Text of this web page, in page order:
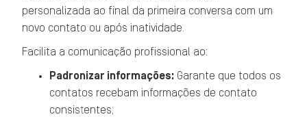
personalizada ao final da primeira conversa com um
novo contato ou após inatividade.
Facilita a comunicação profissional ao:
Padronizar informações: Garante que todos os
contatos recebam informações de contato
consistentes;